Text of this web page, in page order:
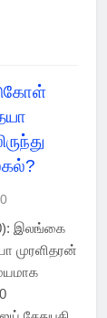
இலங்கை
முரளிதரன்